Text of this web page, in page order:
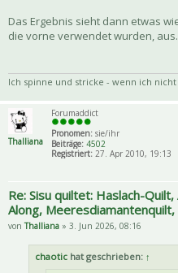
Das Ergebnis sieht dann etwas
die vorne verwendet wurden, aus.
Ich spinne und stricke - wenn ich
Thalliana
Forumaddict
Pronomen: sie/ihr
Beiträge: 4502
Registriert: 27. Apr 2010, 19:13
Re: Sisu quiltet: Haslach-
Along, Meeresdiamantenquilt,
vonThalliana » 3. Jun 2026, 08:16
chaotic hat geschrieben: ↑